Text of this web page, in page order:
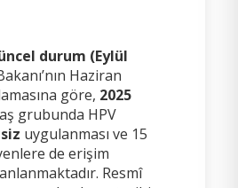
durum (Eylül
Haziran
göre, 2025
grubunda HPV
uygulanması ve 15
de erişim
Resmî